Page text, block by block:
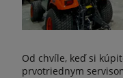
Od chvíle, keď si
prvotriednym